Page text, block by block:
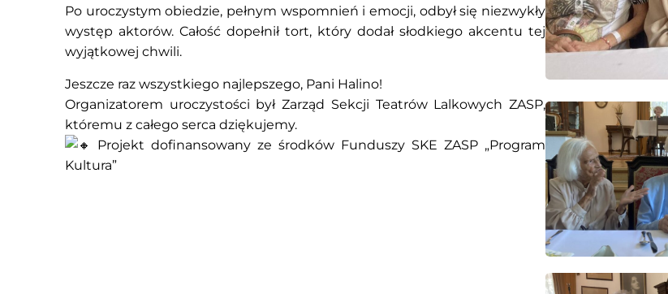
Po uroczystym obiedzie, pełnym wspomnień i emocji, odbył się niezwykły
występ aktorów. Całość dopełnił tort, który dodał słodkiego akcentu tej
wyjątkowej chwili.
Jeszcze raz wszystkiego najlepszego, Pani Halino!
Organizatorem uroczystości był Zarząd Sekcji Teatrów Lalkowych ZASP,
któremu z całego serca dziękujemy.
Projekt dofinansowany ze środków Funduszy SKE ZASP „Program
Kultura”